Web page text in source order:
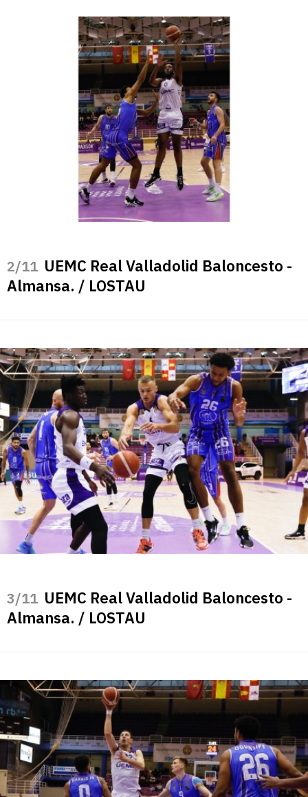
/11 UEMC Real Valladolid Baloncesto -
Almansa. / LOSTAU
/11 UEMC Real Valladolid Baloncesto -
Almansa. / LOSTAU